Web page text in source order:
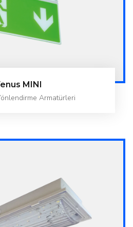
MINI
Armatürleri